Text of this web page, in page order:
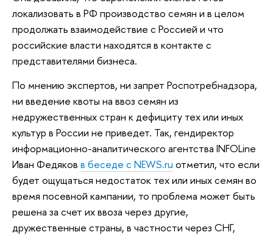
локализовать в РФ производство семян и в целом
продолжать взаимодействие с Россией и что
российские власти находятся в контакте с
представителями бизнеса.
По мнению экспертов, ни запрет Роспотребнадзора,
ни введение квоты на ввоз семян из
недружественных стран к дефициту тех или иных
культур в России не приведет. Так, гендиректор
информационно-аналитического агентства INFOLine
Иван Федяков в беседе с NEWS.ru отметил, что если
будет ощущаться недостаток тех или иных семян во
время посевной кампании, то проблема может быть
решена за счет их ввоза через другие,
дружественные страны, в частности через СНГ,